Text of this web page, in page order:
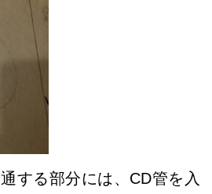
する部分には、CD管を入